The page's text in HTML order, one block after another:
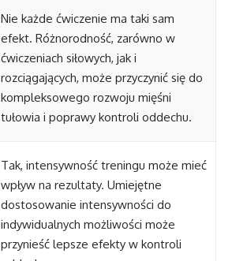
Nie każde ćwiczenie ma taki sam
efekt. Różnorodność, zarówno w
ćwiczeniach siłowych, jak i
rozciągających, może przyczynić się do
kompleksowego rozwoju mięśni
tułowia i poprawy kontroli oddechu.
Tak, intensywność treningu może mieć
wpływ na rezultaty. Umiejętne
dostosowanie intensywności do
indywidualnych możliwości może
przynieść lepsze efekty w kontroli